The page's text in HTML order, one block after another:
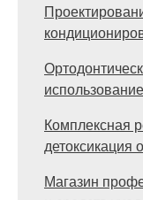
Комплексная
детоксикация
Магазин